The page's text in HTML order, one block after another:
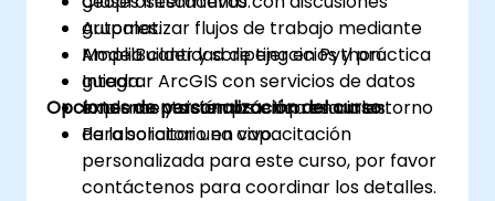
Automatizar flujos de trabajo mediante
ModelBuilder y scripting en Python.
Integrar ArcGIS con servicios de datos
externos y sistemas empresariales.
grupales.
Amplia cantidad de ejercicios y práctica
guiada.
Implementación práctica en un entorno
de laboratorio en vivo.
Opciones de personalización del curso
Para solicitar una capacitación
personalizada para este curso, por favor
contáctenos para coordinar los detalles.